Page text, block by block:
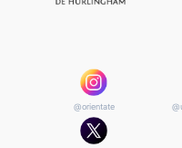
@orientate